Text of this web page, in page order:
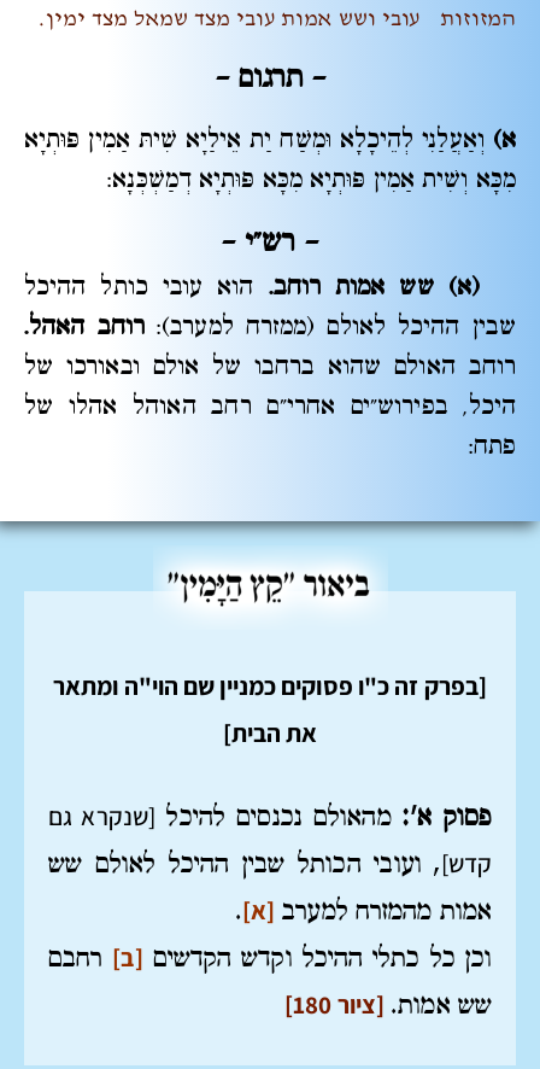
המזוזות עובי ושש אמות עובי מצד שמאל מצד ימין.
– תרגום –
א) וְאַעֲלַנִי לְהֵיכָלָא וּמְשַׁח יַת אֵילַיָא שִׁיתּ אַמִין פּוּתְיָא
מִכָּא וְשִׁית אַמִין פּוּתְיָא מִכָּא פּוּתְיָא דְמַשְׁכְּנָא:
– רש"י –
(א) שש אמות רוחב. הוא עובי כותל ההיכל
שבין ההיכל לאולם (ממזרח למערב):רוחב האהל.
רוחב האולם שהוא ברחבו של אולם ובאורכו של
היכל, בפירוש"ים אחרי"ם רחב האוהל אהלו של
פתח:
[בפרק זה כ"ו פסוקים כמניין שם הוי"ה ומתאר
את הבית]
פסוק א': מהאולם נכנסים להיכל [שנקרא גם
קדש], ועובי הכותל שבין ההיכל לאולם שש
אמות מהמזרח למערב [א].
וכן כל כתלי ההיכל וקדש הקדשים [ב] רחבם
שש אמות. [ציור 180]